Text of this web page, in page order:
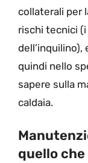
collaterali per
rischi tecnici
dell’inquilino),
quindi nello
sapere sulla
caldaia.
quello